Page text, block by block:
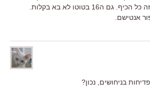
ה16 בטוטו לא בא בקלות.
אנטישם.
בניחושים, נכון?